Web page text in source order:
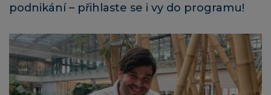
podnikání – přihlaste se i vy do programu!